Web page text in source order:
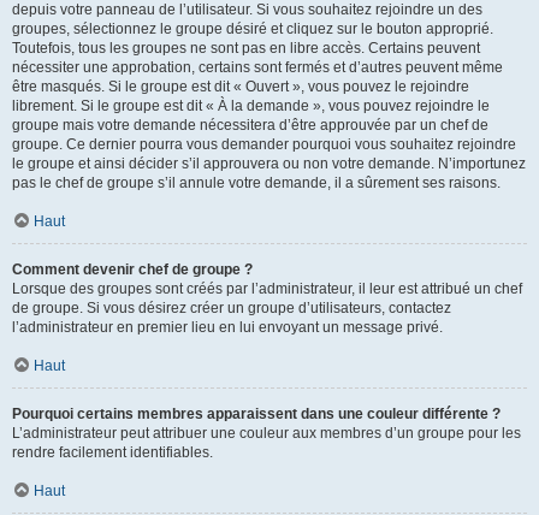
depuis votre panneau de l’utilisateur. Si vous souhaitez rejoindre un des
groupes, sélectionnez le groupe désiré et cliquez sur le bouton approprié.
Toutefois, tous les groupes ne sont pas en libre accès. Certains peuvent
nécessiter une approbation, certains sont fermés et d’autres peuvent même
être masqués. Si le groupe est dit « Ouvert », vous pouvez le rejoindre
librement. Si le groupe est dit « À la demande », vous pouvez rejoindre le
groupe mais votre demande nécessitera d’être approuvée par un chef de
groupe. Ce dernier pourra vous demander pourquoi vous souhaitez rejoindre
le groupe et ainsi décider s’il approuvera ou non votre demande. N’importunez
pas le chef de groupe s’il annule votre demande, il a sûrement ses raisons.
Haut
Comment devenir chef de groupe ?
Lorsque des groupes sont créés par l’administrateur, il leur est attribué un chef
de groupe. Si vous désirez créer un groupe d’utilisateurs, contactez
l’administrateur en premier lieu en lui envoyant un message privé.
Haut
Pourquoi certains membres apparaissent dans une couleur différente ?
L’administrateur peut attribuer une couleur aux membres d’un groupe pour les
rendre facilement identifiables.
Haut